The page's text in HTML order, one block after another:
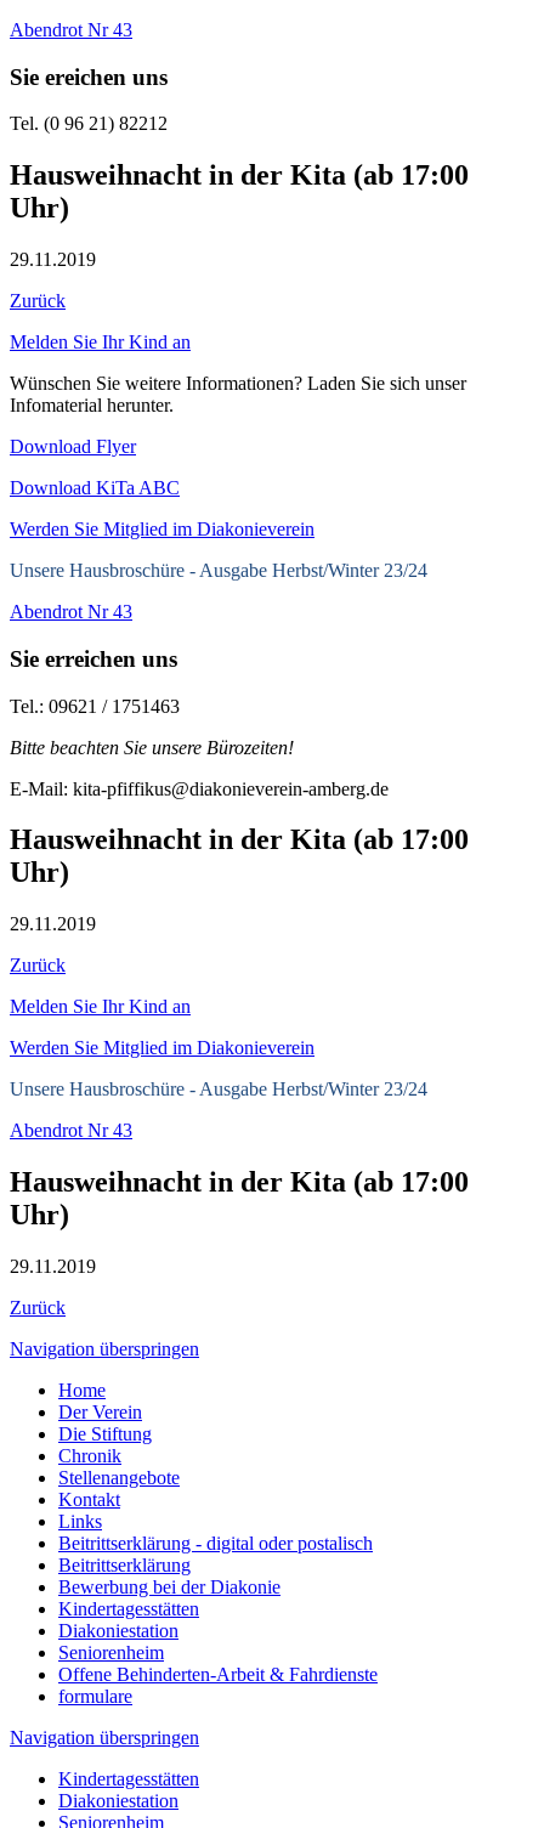
Abendrot Nr 43
Sie ereichen uns
Tel. (0 96 21) 82212
Hausweihnacht in der Kita (ab 17:00
Uhr)
29.11.2019
Zurück
Melden Sie Ihr Kind an
Wünschen Sie weitere Informationen? Laden Sie sich unser
Infomaterial herunter.
Download Flyer
Download KiTa ABC
Werden Sie Mitglied im Diakonieverein
Unsere Hausbroschüre - Ausgabe Herbst/Winter 23/24
Abendrot Nr 43
Sie erreichen uns
Tel.: 09621 / 1751463
Bitte beachten Sie unsere Bürozeiten!
E-Mail: kita-pfiffikus@diakonieverein-amberg.de
Hausweihnacht in der Kita (ab 17:00
Uhr)
29.11.2019
Zurück
Melden Sie Ihr Kind an
Werden Sie Mitglied im Diakonieverein
Unsere Hausbroschüre - Ausgabe Herbst/Winter 23/24
Abendrot Nr 43
Hausweihnacht in der Kita (ab 17:00
Uhr)
29.11.2019
Zurück
Navigation überspringen
Home
Der Verein
Die Stiftung
Chronik
Stellenangebote
Kontakt
Links
Beitrittserklärung - digital oder postalisch
Beitrittserklärung
Bewerbung bei der Diakonie
Kindertagesstätten
Diakoniestation
Seniorenheim
Offene Behinderten-Arbeit & Fahrdienste
formulare
Navigation überspringen
Kindertagesstätten
Diakoniestation
Seniorenheim